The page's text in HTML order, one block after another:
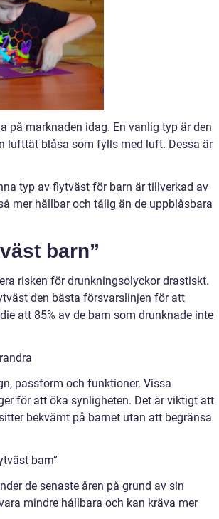
på marknaden idag. En vanlig typ är den
lufttät blåsa som fylls med luft. Dessa är
typ av flytväst för barn är tillverkad av
mer hållbar och tålig än de uppblåsbara
barn”
risken för drunkningsolyckor drastiskt.
den bästa försvarslinjen för att
att 85% av de barn som drunknade inte
passform och funktioner. Vissa
för att öka synligheten. Det är viktigt att
bekvämt på barnet utan att begränsa
barn”
de senaste åren på grund av sin
mindre hållbara och kan kräva mer